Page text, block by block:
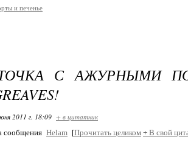
и печенье
С АЖУРНЫМИ
2011 г. 18:09 + в цитатник
сообщения Helam [Прочитать целиком + В свой